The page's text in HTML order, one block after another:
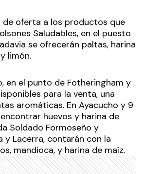
de oferta a los productos que
Saludables, en el puesto
se ofrecerán paltas, harina
limón.
en el punto de Fotheringham y
para la venta, una
aromáticas. En Ayacucho y 9
huevos y harina de
Soldado Formoseño y
y Lacerra, contarán con la
mandioca, y harina de maíz.